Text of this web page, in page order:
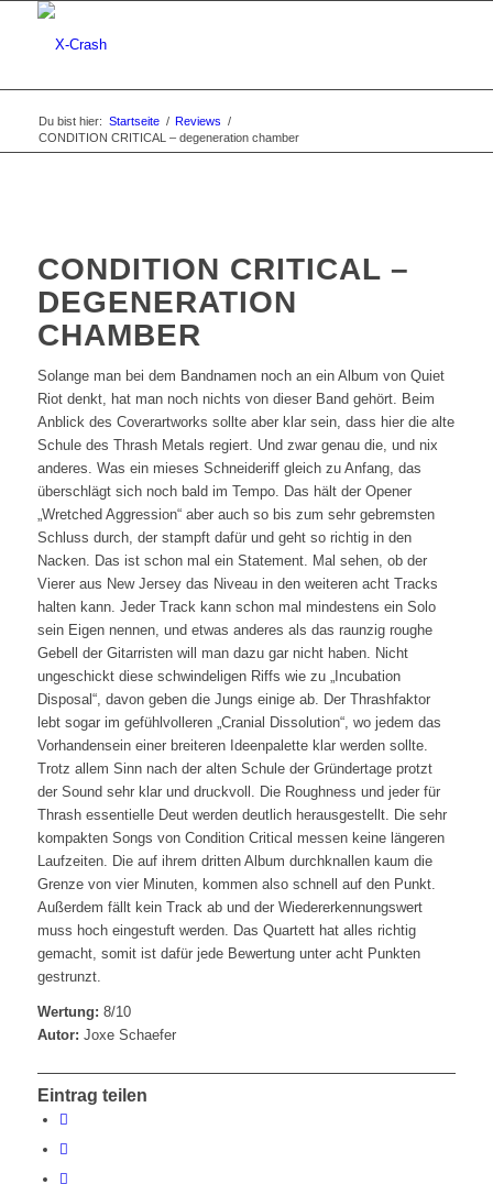
Du bist hier: Startseite / Reviews /
CONDITION CRITICAL – degeneration chamber
CONDITION CRITICAL –
DEGENERATION
CHAMBER
Solange man bei dem Bandnamen noch an ein Album von Quiet
Riot denkt, hat man noch nichts von dieser Band gehört. Beim
Anblick des Coverartworks sollte aber klar sein, dass hier die alte
Schule des Thrash Metals regiert. Und zwar genau die, und nix
anderes. Was ein mieses Schneideriff gleich zu Anfang, das
überschlägt sich noch bald im Tempo. Das hält der Opener
„Wretched Aggression“ aber auch so bis zum sehr gebremsten
Schluss durch, der stampft dafür und geht so richtig in den
Nacken. Das ist schon mal ein Statement. Mal sehen, ob der
Vierer aus New Jersey das Niveau in den weiteren acht Tracks
halten kann. Jeder Track kann schon mal mindestens ein Solo
sein Eigen nennen, und etwas anderes als das raunzig roughe
Gebell der Gitarristen will man dazu gar nicht haben. Nicht
ungeschickt diese schwindeligen Riffs wie zu „Incubation
Disposal“, davon geben die Jungs einige ab. Der Thrashfaktor
lebt sogar im gefühlvolleren „Cranial Dissolution“, wo jedem das
Vorhandensein einer breiteren Ideenpalette klar werden sollte.
Trotz allem Sinn nach der alten Schule der Gründertage protzt
der Sound sehr klar und druckvoll. Die Roughness und jeder für
Thrash essentielle Deut werden deutlich herausgestellt. Die sehr
kompakten Songs von Condition Critical messen keine längeren
Laufzeiten. Die auf ihrem dritten Album durchknallen kaum die
Grenze von vier Minuten, kommen also schnell auf den Punkt.
Außerdem fällt kein Track ab und der Wiedererkennungswert
muss hoch eingestuft werden. Das Quartett hat alles richtig
gemacht, somit ist dafür jede Bewertung unter acht Punkten
gestrunzt.
Wertung: 8/10
Autor: Joxe Schaefer
Eintrag teilen